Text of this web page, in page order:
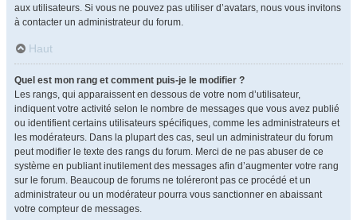
aux utilisateurs. Si vous ne pouvez pas utiliser d’avatars, nous vous invitons
à contacter un administrateur du forum.
Haut
Quel est mon rang et comment puis-je le modifier ?
Les rangs, qui apparaissent en dessous de votre nom d’utilisateur,
indiquent votre activité selon le nombre de messages que vous avez publié
ou identifient certains utilisateurs spécifiques, comme les administrateurs et
les modérateurs. Dans la plupart des cas, seul un administrateur du forum
peut modifier le texte des rangs du forum. Merci de ne pas abuser de ce
système en publiant inutilement des messages afin d’augmenter votre rang
sur le forum. Beaucoup de forums ne toléreront pas ce procédé et un
administrateur ou un modérateur pourra vous sanctionner en abaissant
votre compteur de messages.